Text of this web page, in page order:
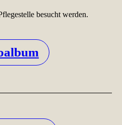
besucht werden.